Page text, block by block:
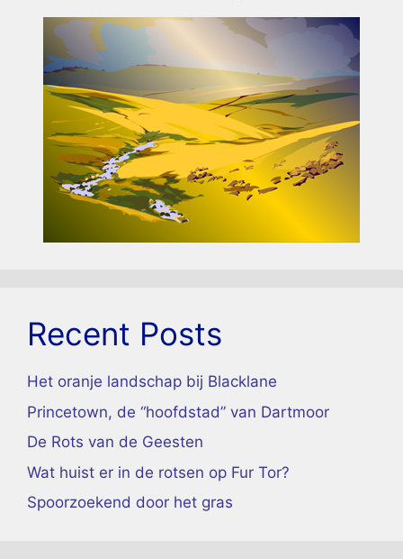
Recent Posts
Het oranje landschap bij Blacklane
Princetown, de “hoofdstad” van Dartmoor
De Rots van de Geesten
Wat huist er in de rotsen op Fur Tor?
Spoorzoekend door het gras